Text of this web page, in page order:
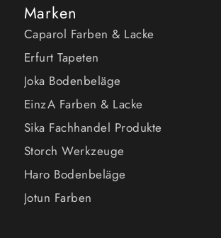
Marken
Caparol Farben & Lacke
Erfurt Tapeten
Joka Bodenbeläge
EinzA Farben & Lacke
Sika Fachhandel Produkte
Storch Werkzeuge
Haro Bodenbeläge
Jotun Farben